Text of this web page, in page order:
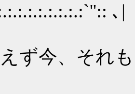
､|
ず今、それ